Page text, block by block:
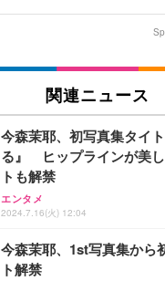
関連ニュース
今森茉耶、初写真集タイ
る』 ヒップラインが美
トも解禁
エンタメ
2024.7.16(火) 12:04
今森茉耶、1st写真集から
ト解禁